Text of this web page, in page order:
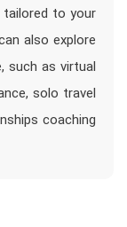
to your
also explore
such as virtual
solo travel
coaching